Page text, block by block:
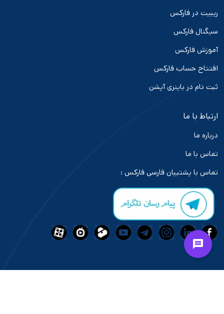
ریبیت در فارکس
سیگنال فارکس
آموزش فارکس
افتتاح حساب فارکس
ثبت نام در باینری آپشن
ارتباط با ما
درباره ما
تماس با ما
تماس با پشتیبان فارسی فارکس :